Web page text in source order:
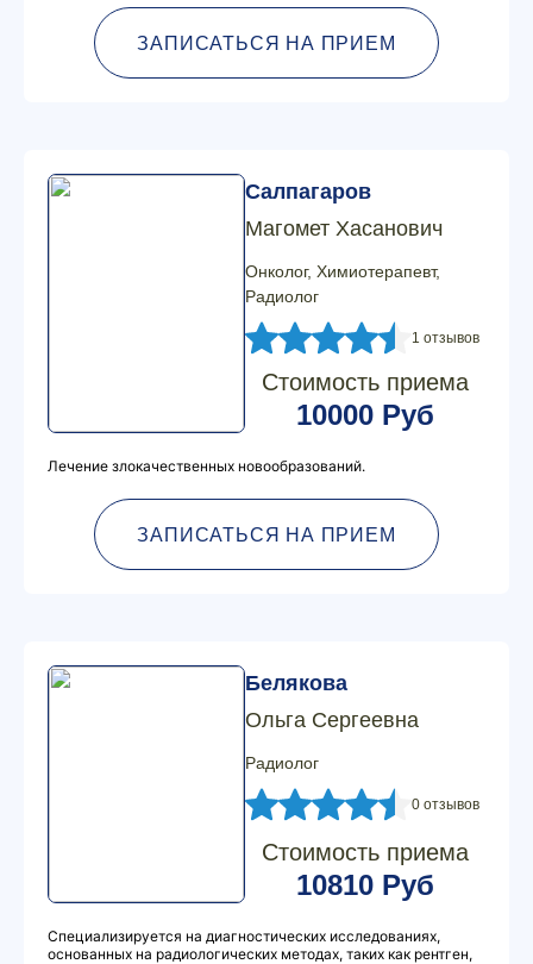
ЗАПИСАТЬСЯ НА ПРИЕМ
Салпагаров
Магомет Хасанович
Онколог, Химиотерапевт,
Радиолог
1 отзывов
Стоимость приема
10000 Руб
Лечение злокачественных новообразований.
ЗАПИСАТЬСЯ НА ПРИЕМ
Белякова
Ольга Сергеевна
Радиолог
0 отзывов
Стоимость приема
10810 Руб
Специализируется на диагностических исследованиях,
основанных на радиологических методах, таких как рентген,